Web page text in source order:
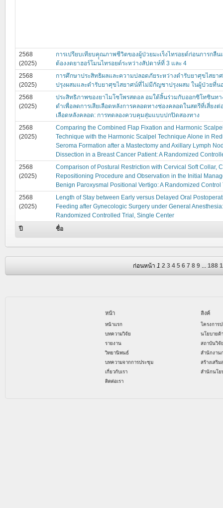
2568
(2025)
การเปรียบเทียบคุุณภาพชีวิตของผู้ป่วยมะเร็งไทรอยด์ก่อนการกลืน
ต้องงดยาฮอร์โมนไทรอยด์ระหว่างสัปดาห์ที่ 3 และ 4
2568
(2025)
การศึกษาประสิทธิผลและความปลอดภัยระหว่างตำรับยาศุขไสย
ปรุงผสมและตำรับยาศุขไสยาศน์ที่ไม่มีกัญชาปรุงผสม ในผู้ป่วยที่น
2568
(2025)
ประสิทธิภาพของยาไมโซโพรสตอล อมใต้ลิ้นร่วมกับออกซิโทซินทา
ดำเพื่อลดการเสียเลือดหลังการคลอดทางช่องคลอดในสตรีที่เสี่ยงต่
เลือดหลังคลอด: การทดลองควบคุมสุ่มแบบปกปิดสองทาง
2568
(2025)
Comparing the Combined Flap Fixation and Harmonic
Technique with the Harmonic Scalpel Technique Alone in
Seroma Formation after a Mastectomy and Axillary Lymph
Dissection in a Breast Cancer Patient: A Randomized
2568
(2025)
Comparison of Postural Restriction with Cervical Soft Collar,
Repositioning Procedure and Observation in the Initial
Benign Paroxysmal Positional Vertigo: A Randomized Control
2568
(2025)
Length of Stay between Early versus Delayed Oral
Feeding after Gynecologic Surgery under General Anesthesia:
Randomized Controlled Trial, Single Center
ปี
ชื่อ
ก่อนหน้า 1 2 3 4 5 6 7 8 9 ... 188
หน้า
หน้าแรก
บทความวิจัย
รายงาน
วิทยานิพนธ์
บทความจากการประชุม
เกี่ยวกับเรา
ติดต่อเรา
ลิงค์
โครงการ
นโยบายด้
สถาบันวิจั
สำนักงาน
สร้างเสริ
สำนักนโย